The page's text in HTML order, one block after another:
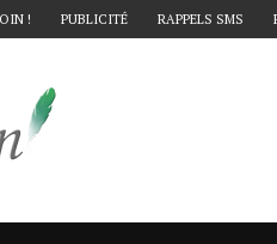
! PUBLICITÉ RAPPELS SMS